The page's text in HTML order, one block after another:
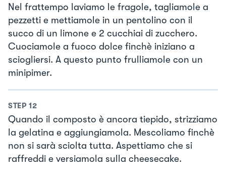
Nel frattempo laviamo le fragole, tagliamole a
pezzetti e mettiamole in un pentolino con il
succo di un limone e 2 cucchiai di zucchero.
Cuociamole a fuoco dolce finchè iniziano a
sciogliersi. A questo punto frulliamole con un
minipimer.
STEP 12
Quando il composto è ancora tiepido, strizziamo
la gelatina e aggiungiamola. Mescoliamo finchè
non si sarà sciolta tutta. Aspettiamo che si
raffreddi e versiamola sulla cheesecake.